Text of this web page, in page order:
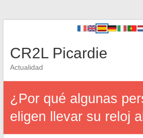
CR2L Picardie
Actualidad
¿Por qué algunas
eligen llevar su reloj